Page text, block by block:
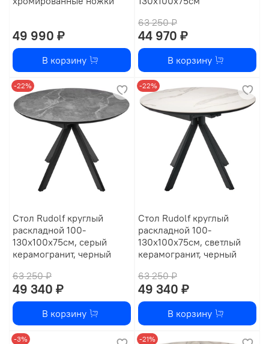
49 990 ₽
В корзину
63 250 ₽
44 970 ₽
В корзину
-22%
Стол Rudolf круглый
раскладной 100-
130x100x75см, серый
керамогранит, черный
63 250 ₽
49 340 ₽
В корзину
-22%
Стол Rudolf круглый
раскладной 100-
130x100x75см, светлый
керамогранит, черный
63 250 ₽
49 340 ₽
В корзину
-3% -21%